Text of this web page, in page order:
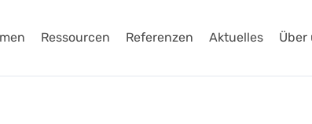
Ressourcen Referenzen Aktuelles Über